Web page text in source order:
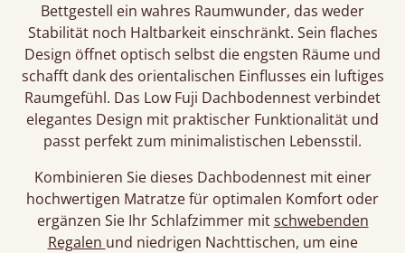
Bettgestell ein wahres Raumwunder, das weder
Stabilität noch Haltbarkeit einschränkt. Sein flaches
Design öffnet optisch selbst die engsten Räume und
schafft dank des orientalischen Einflusses ein luftiges
Raumgefühl. Das Low Fuji Dachbodennest verbindet
elegantes Design mit praktischer Funktionalität und
passt perfekt zum minimalistischen Lebensstil.
Kombinieren Sie dieses Dachbodennest mit einer
hochwertigen Matratze für optimalen Komfort oder
ergänzen Sie Ihr Schlafzimmer mitschwebenden
Regalen und niedrigen Nachttischen, um eine